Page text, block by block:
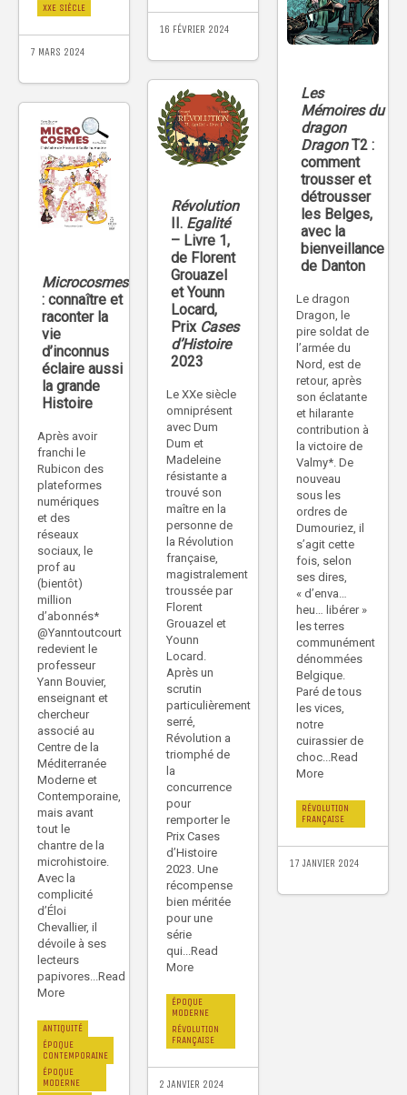
XXE SIÈCLE
7 MARS 2024
16 FÉVRIER 2024
Les
Mémoires du
dragon
DragonT2 :
comment
trousser et
détrousser
les Belges,
avec la
bienveillance
de Danton
Le dragon
Dragon, le
pire soldat de
l’armée du
Nord, est de
retour, après
son éclatante
et hilarante
contribution à
la victoire de
Valmy*. De
nouveau
sous les
ordres de
Dumouriez, il
s’agit cette
fois, selon
ses dires,
« d’enva…
heu… libérer »
les terres
communément
dénommées
Belgique.
Paré de tous
les vices,
notre
cuirassier de
choc...Read
More
RÉVOLUTION
FRANÇAISE
17 JANVIER 2024
Révolution
II. Egalité
– Livre 1,
de Florent
Grouazel
et Younn
Locard,
Prix Cases
d’Histoire
2023
Le XXe siècle
omniprésent
avec Dum
Dum et
Madeleine
résistante a
trouvé son
maître en la
personne de
la Révolution
française,
magistralement
troussée par
Florent
Grouazel et
Younn
Locard.
Après un
scrutin
particulièrement
serré,
Révolution a
triomphé de
la
concurrence
pour
remporter le
Prix Cases
d’Histoire
2023. Une
récompense
bien méritée
pour une
série
qui...Read
More
ÉPOQUE
MODERNE
RÉVOLUTION
FRANÇAISE
2 JANVIER 2024
Microcosmes
: connaître et
raconter la
vie
d’inconnus
éclaire aussi
la grande
Histoire
Après avoir
franchi le
Rubicon des
plateformes
numériques
et des
réseaux
sociaux, le
prof au
(bientôt)
million
d’abonnés*
@Yanntoutcourt
redevient le
professeur
Yann Bouvier,
enseignant et
chercheur
associé au
Centre de la
Méditerranée
Moderne et
Contemporaine,
mais avant
tout le
chantre de la
microhistoire.
Avec la
complicité
d’Éloi
Chevallier, il
dévoile à ses
lecteurs
papivores...Read
More
ANTIQUITÉ
ÉPOQUE
CONTEMPORAINE
ÉPOQUE
MODERNE